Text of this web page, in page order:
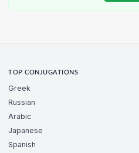
TOP CONJUGATIONS
Greek
Russian
Arabic
Japanese
Spanish